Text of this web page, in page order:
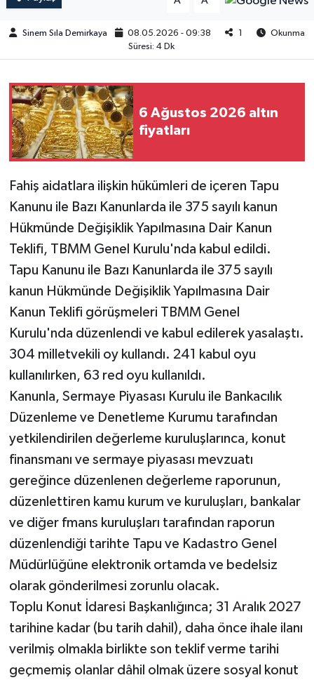
Sinem Sıla Demirkaya 08.05.2026 - 09:38 1
Okunma
Süresi: 4 Dk
6 Ağustos 2026 altın
fiyatları
Fahiş aidatlara ilişkin hükümleri de içeren Tapu
Kanunu ile Bazı Kanunlarda ile 375 sayılı kanun
Hükmünde Değişiklik Yapılmasına Dair Kanun
Teklifi, TBMM Genel Kurulu'nda kabul edildi.
Tapu Kanunu ile Bazı Kanunlarda ile 375 sayılı
kanun Hükmünde Değişiklik Yapılmasına Dair
Kanun Teklifi görüşmeleri TBMM Genel
Kurulu'nda düzenlendi ve kabul edilerek yasalaştı.
304 milletvekili oy kullandı. 241 kabul oyu
kullanılırken, 63 red oyu kullanıldı.
Kanunla, Sermaye Piyasası Kurulu ile Bankacılık
Düzenleme ve Denetleme Kurumu tarafından
yetkilendirilen değerleme kuruluşlarınca, konut
finansmanı ve sermaye piyasası mevzuatı
gereğince düzenlenen değerleme raporunun,
düzenlettiren kamu kurum ve kuruluşları, bankalar
ve diğer fmans kuruluşları tarafından raporun
düzenlendiği tarihte Tapu ve Kadastro Genel
Müdürlüğüne elektronik ortamda ve bedelsiz
olarak gönderilmesi zorunlu olacak.
Toplu Konut İdaresi Başkanlığınca; 31 Aralık 2027
tarihine kadar (bu tarih dahil), daha önce ihale ilanı
verilmiş olmakla birlikte son teklif verme tarihi
geçmemiş olanlar dâhil olmak üzere sosyal konut